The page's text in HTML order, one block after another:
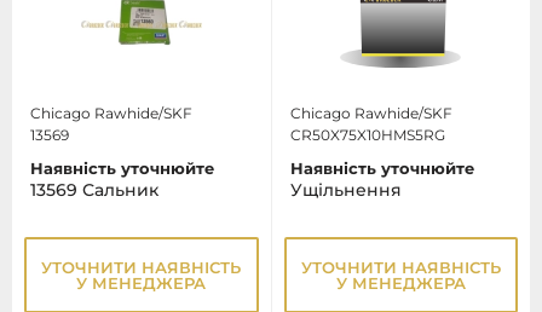
Chicago Rawhide/SKF
13569
Наявність уточнюйте
13569 Сальник
УТОЧНИТИ НАЯВНІСТЬ
У МЕНЕДЖЕРА
Chicago Rawhide/SKF
CR50X75X10HMS5RG
Наявність уточнюйте
Ущільнення
УТОЧНИТИ НАЯВНІСТЬ
У МЕНЕДЖЕРА